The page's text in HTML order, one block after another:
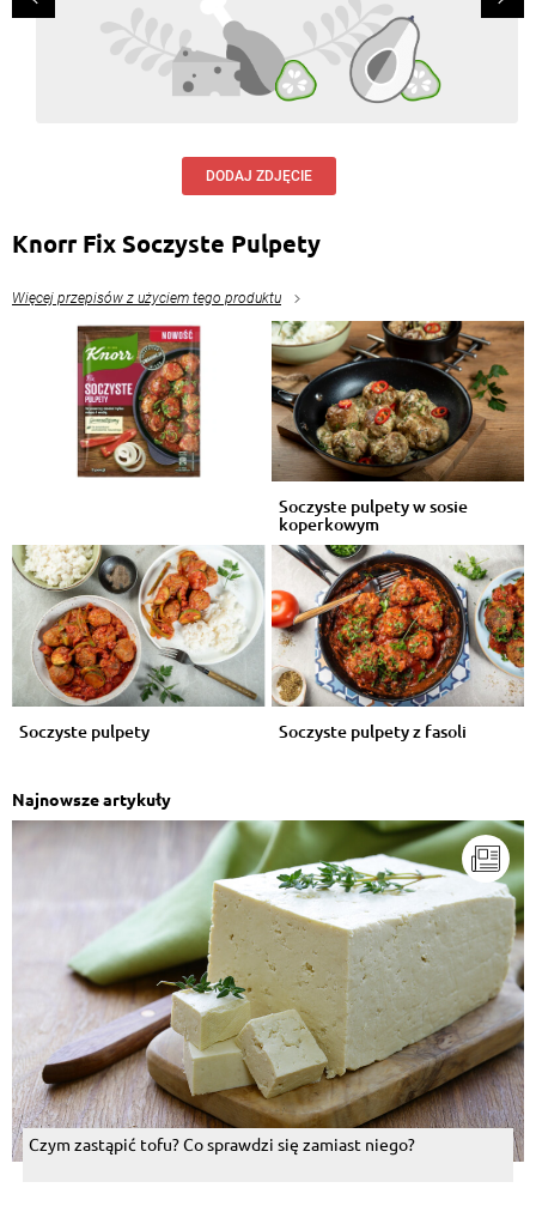
DODAJ ZDJĘCIE
Knorr Fix Soczyste Pulpety
Więcej przepisów z użyciem tego produktu
Soczyste pulpety w sosie
koperkowym
Soczyste pulpety Soczyste pulpety z fasoli
Najnowsze artykuły
Czym zastąpić tofu? Co sprawdzi się zamiast niego?